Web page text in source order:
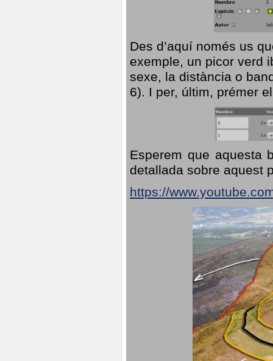
Des d’aquí només us
exemple, un picor verd
sexe, la distància o
6). I per, últim, prémer
Esperem que aquesta
detallada sobre aquest
https://